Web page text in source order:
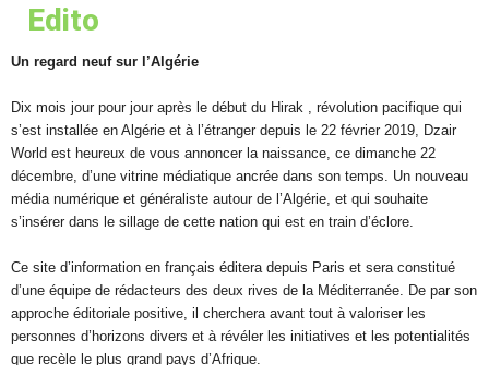
Edito
Un regard neuf sur l’Algérie
Dix mois jour pour jour après le début du Hirak , révolution pacifique qui
s’est installée en Algérie et à l’étranger depuis le 22 février 2019, Dzair
World est heureux de vous annoncer la naissance, ce dimanche 22
décembre, d’une vitrine médiatique ancrée dans son temps. Un nouveau
média numérique et généraliste autour de l’Algérie, et qui souhaite
s’insérer dans le sillage de cette nation qui est en train d’éclore.
Ce site d’information en français éditera depuis Paris et sera constitué
d’une équipe de rédacteurs des deux rives de la Méditerranée. De par son
approche éditoriale positive, il cherchera avant tout à valoriser les
personnes d’horizons divers et à révéler les initiatives et les potentialités
que recèle le plus grand pays d’Afrique.